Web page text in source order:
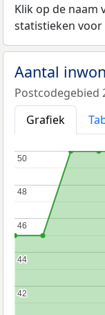
Klik op de naam
statistieken voor
Aantal
Postcodegebied
Grafiek
42
42
44
44
46
46
48
48
50
50